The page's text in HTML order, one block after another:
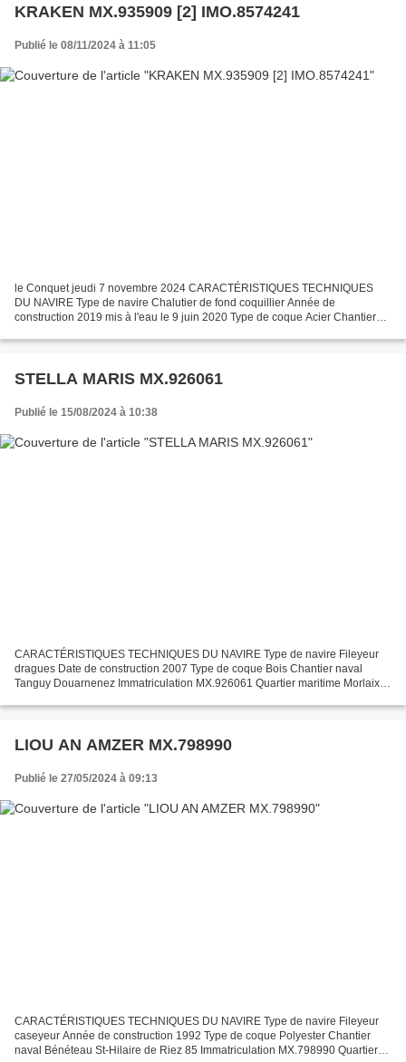
KRAKEN MX.935909 [2] IMO.8574241
Publié le 08/11/2024 à 11:05
le Conquet jeudi 7 novembre 2024 CARACTÉRISTIQUES TECHNIQUES
DU NAVIRE Type de navire Chalutier de fond coquillier Année de
construction 2019 mis à l'eau le 9 juin 2020 Type de coque Acier Chantier
STELLA MARIS MX.926061
Publié le 15/08/2024 à 10:38
CARACTÉRISTIQUES TECHNIQUES DU NAVIRE Type de navire Fileyeur
dragues Date de construction 2007 Type de coque Bois Chantier naval
Tanguy Douarnenez Immatriculation MX.926061 Quartier maritime Morlaix
LIOU AN AMZER MX.798990
Publié le 27/05/2024 à 09:13
CARACTÉRISTIQUES TECHNIQUES DU NAVIRE Type de navire Fileyeur
caseyeur Année de construction 1992 Type de coque Polyester Chantier
naval Bénéteau St-Hilaire de Riez 85 Immatriculation MX.798990 Quartier